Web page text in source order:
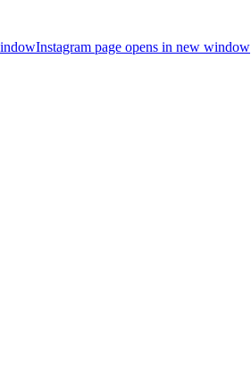
Instagram page opens in new window